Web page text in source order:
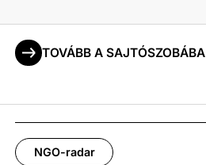
TOVÁBB A SAJTÓSZOBÁBA
NGO-radar